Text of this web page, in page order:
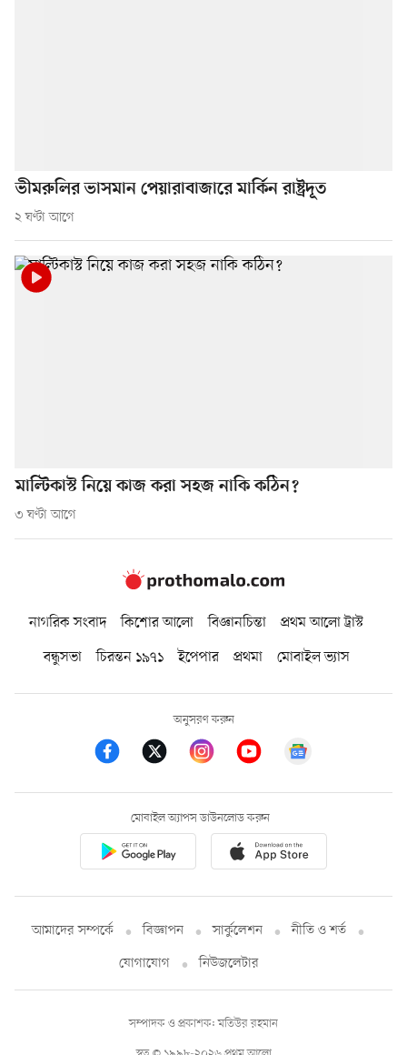
ভীমরুলির ভাসমান পেয়ারাবাজারে মার্কিন রাষ্ট্রদূত
২ ঘণ্টা আগে
মাল্টিকাস্ট নিয়ে কাজ করা সহজ নাকি কঠিন?
৩ ঘণ্টা আগে
নাগরিক সংবাদ কিশোর আলো বিজ্ঞানচিন্তা
প্রথম আলো ট্রাস্ট
বন্ধুসভা
চিরন্তন ১৯৭১ ইপেপার প্রথমা মোবাইল ভ্যাস
অনুসরণ করুন
মোবাইল অ্যাপস ডাউনলোড করুন
আমাদের সম্পর্কে বিজ্ঞাপন সার্কুলেশন
নীতি ও শর্ত
যোগাযোগ
নিউজলেটার
সম্পাদক ও প্রকাশক: মতিউর রহমান